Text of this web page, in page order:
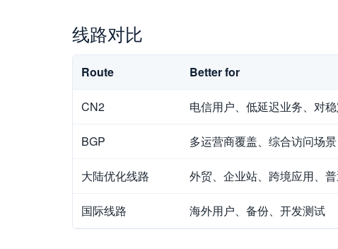
线路对比
Route Better for
CN2 电信用户、低延迟业务、对
BGP 多运营商覆盖、综合访问场景
大陆优化线路 外贸、企业站、跨境应用、
国际线路 海外用户、备份、开发测试